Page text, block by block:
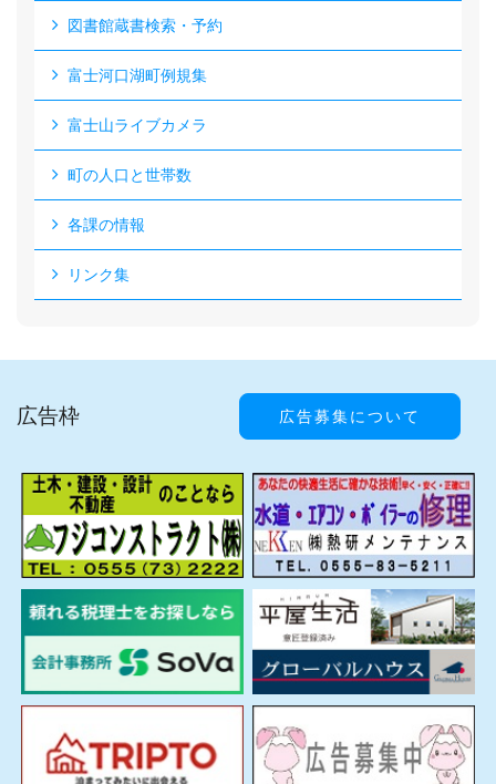
図書館蔵書検索・予約
富士河口湖町例規集
富士山ライブカメラ
町の人口と世帯数
各課の情報
リンク集
広告枠 広告募集について